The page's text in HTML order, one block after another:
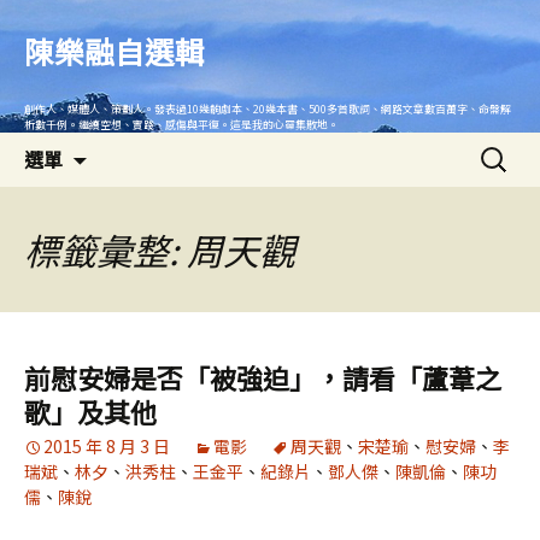
內
陳樂融自選輯
創作人、媒體人、策劃人。發表過10幾齣劇本、20幾本書、500多首歌詞、網路文章數百萬字、命盤解
析數千例。繼續空想、實踐、感傷與平復。這是我的心靈集散地。
選單
搜
尋
標籤彙整: 周天觀
前慰安婦是否「被強迫」，請看「蘆葦之
歌」及其他
2015 年 8 月 3 日 電影 周天觀 、 宋楚瑜 、 慰安婦 、 李
瑞斌 、 林夕 、 洪秀柱 、 王金平 、 紀錄片 、 鄧人傑 、 陳凱倫 、 陳功
儒 、 陳銳